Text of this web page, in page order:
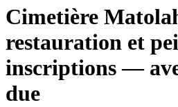
Cimetière
restauration et
inscriptions —
due